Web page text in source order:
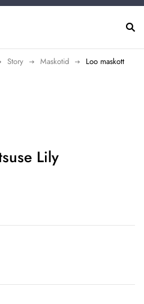
Story Maskotid
Loo maskott
Lily